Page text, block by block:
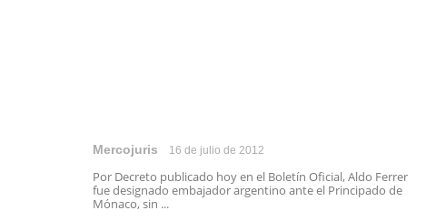
Mercojuris 16 de julio de 2012
Por Decreto publicado hoy en el Boletín Oficial, Aldo Ferrer
fue designado embajador argentino ante el Principado de
Mónaco, sin ...